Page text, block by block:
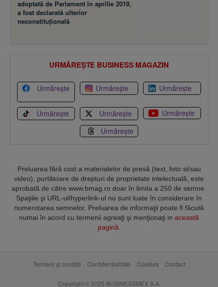
adoptată de Parlament în aprilie 2019,
a fost declarată ulterior
neconstituţională
URMĂREȘTE BUSINESS MAGAZIN
Urmărește Urmărește Urmărește
Urmărește Urmărește
Urmărește
Urmărește
Preluarea fără cost a materialelor de presă (text, foto si/sau
video), purtătoare de drepturi de proprietate intelectuală, este
aprobată de către www.bmag.ro doar în limita a 250 de semne.
Spaţiile şi URL-ul/hyperlink-ul nu sunt luate în considerare în
numerotarea semnelor. Preluarea de informaţii poate fi făcută
numai în acord cu termenii agreaţi şi menţionaţi in această
pagină
Termeni și condiții Confidențialitate Cookies Contact
Copyright © 2025 BUSINESSMEX S.A.